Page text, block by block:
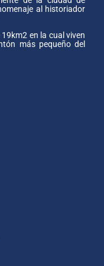
al historiador
en la cual viven
más pequeño del